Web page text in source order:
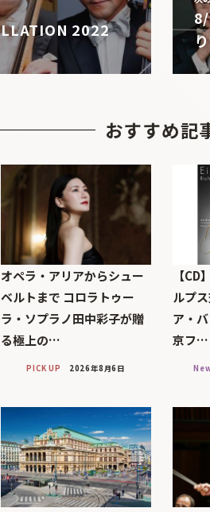
2022
おすすめ記
オペラ・アリアからシュー
ベルトまで コロラトゥー
ラ・ソプラノ田中彩子が贈
る極上の…
PICK UP 2026年8月6日
【
ルプ
ア・
京フ…